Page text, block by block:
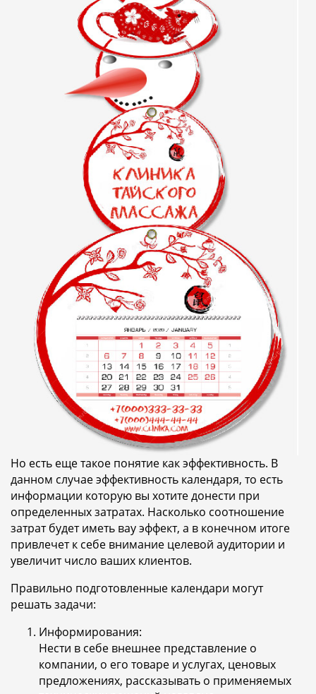
Но есть еще такое понятие как эффективность. В
данном случае эффективность календаря, то есть
информации которую вы хотите донести при
определенных затратах. Насколько соотношение
затрат будет иметь вау эффект, а в конечном итоге
привлечет к себе внимание целевой аудитории и
увеличит число ваших клиентов.
Правильно подготовленные календари могут
решать задачи:
Информирования:
Нести в себе внешнее представление о
компании, о его товаре и услугах, ценовых
предложениях, рассказывать о применяемых